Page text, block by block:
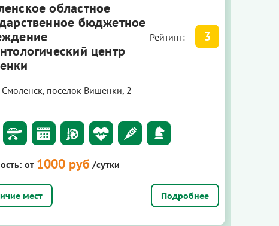
областное
бюджетное
центр
Рейтинг: 3
Смоленск, поселок Вишенки, 2
от 1000 руб /сутки
Подробнее